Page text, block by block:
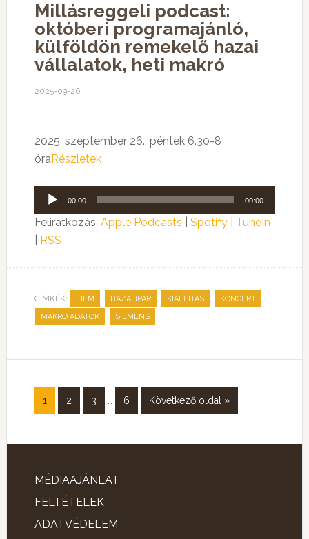
Millásreggeli podcast:
októberi programajánló,
külföldön remekelő hazai
vállalatok, heti makró
2025-09-26
2025. szeptember 26., péntek 6.30-8
óraRészletek
Audió
lejátszó
00:00 00:00
Feliratkozás: Apple Podcasts Spotify| TuneIn
RSS
CÍMKÉK: FILM , HAZAI IPAR , KIÁLLÍTÁS , KONCERT ,
MAKRO ADATOK , SIEMENS
1 2 3 6 Következő oldal »
MÉDIAAJÁNLAT
FELTÉTELEK
ADATVÉDELEM